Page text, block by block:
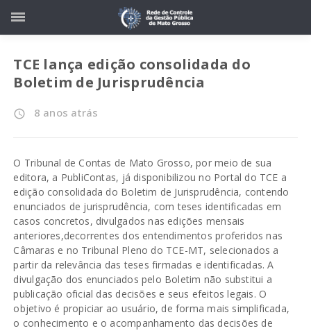
TCE lança edição consolidada do
Boletim de Jurisprudência
access_time 8 anos atrás
O Tribunal de Contas de Mato Grosso, por meio de sua
editora, a PubliContas, já disponibilizou no Portal do TCE a
edição consolidada do Boletim de Jurisprudência, contendo
enunciados de jurisprudência, com teses identificadas em
casos concretos, divulgados nas edições mensais
anteriores,decorrentes dos entendimentos proferidos nas
Câmaras e no Tribunal Pleno do TCE-MT, selecionados a
partir da relevância das teses firmadas e identificadas. A
divulgação dos enunciados pelo Boletim não substitui a
publicação oficial das decisões e seus efeitos legais. O
objetivo é propiciar ao usuário, de forma mais simplificada,
o conhecimento e o acompanhamento das decisões de